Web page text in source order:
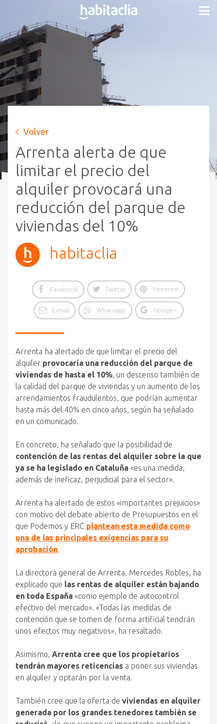
Volver
Arrenta alerta de que
limitar el precio del
alquiler provocará una
reducción del parque de
viviendas del 10%
habitaclia
Facebook Twitter Pinterest
E-mail Whatsapp Google+
Arrenta ha alertado de que limitar el precio del
alquiler provocaría una reducción del parque de
viviendas de hasta el 10%, un descenso también de
la calidad del parque de viviendas y un aumento de los
arrendamientos fraudulentos, que podrían aumentar
hasta más del 40% en cinco años, según ha señalado
en un comunicado.
En concreto, ha señalado que la posibilidad de
contención de las rentas del alquiler sobre la que
ya se ha legislado en Cataluña «es una medida,
además de ineficaz, perjudicial para el sector».
Arrenta ha alertado de estos «importantes prejuicios»
con motivo del debate abierto de Presupuestos en el
que Podemos y ERC plantean esta medida como
una de las principales exigencias para su
aprobación.
La directora general de Arrenta, Mercedes Robles, ha
explicado que las rentas de alquiler están bajando
en toda España «como ejemplo de autocontrol
efectivo del mercado». «Todas las medidas de
contención que se tomen de forma artificial tendrán
unos efectos muy negativos», ha resaltado.
Asimismo, Arrenta cree que los propietarios
tendrán mayores reticencias a poner sus viviendas
en alquiler y optarán por la venta.
También cree que la oferta de viviendas en alquiler
generada por los grandes tenedores también se